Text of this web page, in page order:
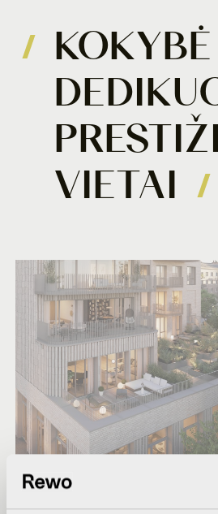
KOKYBĖ
VIETAI